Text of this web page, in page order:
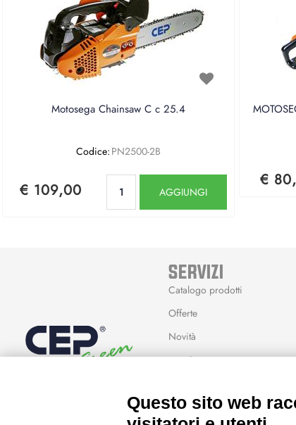
Motosega Chainsaw C c 25.4
Codice: PN2500-2B
€ 109,00 AGGIUNGI
€
SERVIZI
Catalogo prodotti
Offerte
Novità
Marchi
Wishlist
Questo sito web